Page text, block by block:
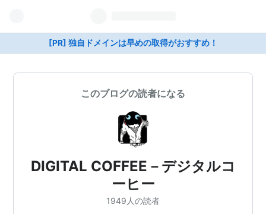
[PR] 独自ドメインは早めの取得がおすすめ！
このブログの読者になる
DIGITAL COFFEE－デジタルコ
ーヒー
1949人の読者